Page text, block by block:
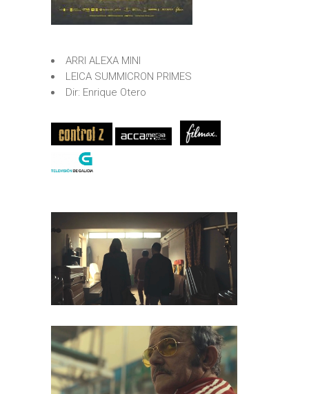
ARRI ALEXA MINI
LEICA SUMMICRON PRIMES
Dir: Enrique Otero